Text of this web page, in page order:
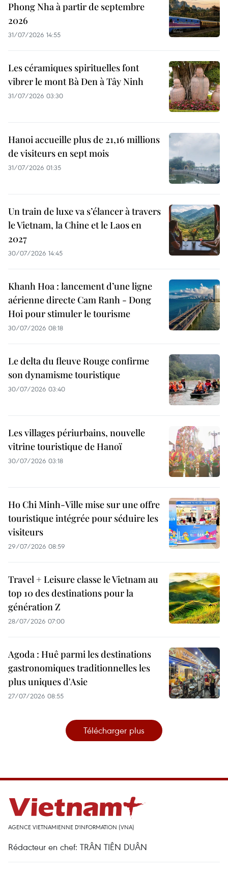
Phong Nha à partir de septembre
2026
31/07/2026 14:55
Les céramiques spirituelles font
vibrer le mont Bà Den à Tây Ninh
31/07/2026 03:30
Hanoi accueille plus de 21,16 millions
de visiteurs en sept mois ​
31/07/2026 01:35
Un train de luxe va s’élancer à travers
le Vietnam, la Chine et le Laos en
2027
30/07/2026 14:45
Khanh Hoa : lancement d’une ligne
aérienne directe Cam Ranh - Dong
Hoi pour stimuler le tourisme
30/07/2026 08:18
Le delta du fleuve Rouge confirme
son dynamisme touristique
30/07/2026 03:40
Les villages périurbains, nouvelle
vitrine touristique de Hanoï
30/07/2026 03:18
Ho Chi Minh-Ville mise sur une offre
touristique intégrée pour séduire les
visiteurs
29/07/2026 08:59
Travel + Leisure classe le Vietnam au
top 10 des destinations pour la
génération Z
28/07/2026 07:00
Agoda : Huê parmi les destinations
gastronomiques traditionnelles les
plus uniques d'Asie
27/07/2026 08:55
Télécharger plus
AGENCE VIETNAMIENNE D'INFORMATION (VNA)
Rédacteur en chef: TRÂN TIÊN DUÂN